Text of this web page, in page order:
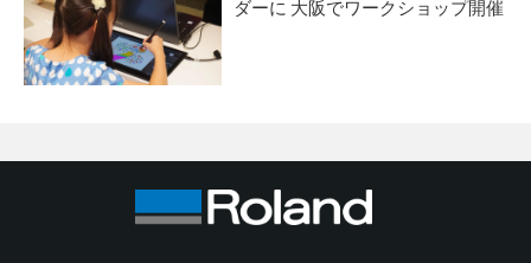
ダーに 大阪でワークショップ開催